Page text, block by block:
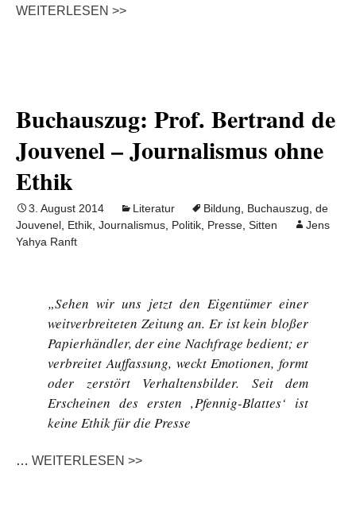
WEITERLESEN >>
Buchauszug: Prof. Bertrand de
Jouvenel – Journalismus ohne
Ethik
3. August 2014 Literatur Bildung Buchauszug de
Jouvenel Ethik Journalismus Politik Presse Sitten
Jens
Yahya Ranft
„Sehen wir uns jetzt den Eigentümer einer
weitverbreiteten Zeitung an. Er ist kein bloßer
Papierhändler, der eine Nachfrage bedient; er
verbreitet Auffassung, weckt Emotionen, formt
oder zerstört Verhaltensbilder. Seit dem
Erscheinen des ersten ‚Pfennig-Blattes‘ ist
keine Ethik für die Presse
… WEITERLESEN >>